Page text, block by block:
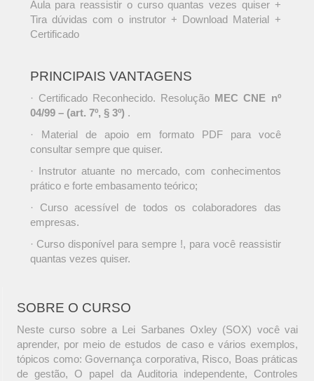
Aula para reassistir o curso quantas vezes quiser +
Tira dúvidas com o instrutor + Download Material +
Certificado
PRINCIPAIS VANTAGENS
· Certificado Reconhecido. Resolução MEC CNE nº
04/99 – (art. 7º, § 3º) .
· Material de apoio em formato PDF para você
consultar sempre que quiser.
· Instrutor atuante no mercado, com conhecimentos
prático e forte embasamento teórico;
· Curso acessível de todos os colaboradores das
empresas.
· Curso disponível para sempre !, para você reassistir
quantas vezes quiser.
SOBRE O CURSO
Neste curso sobre a Lei Sarbanes Oxley (SOX) você vai
aprender, por meio de estudos de caso e vários exemplos,
tópicos como: Governança corporativa, Risco, Boas práticas
de gestão, O papel da Auditoria independente, Controles